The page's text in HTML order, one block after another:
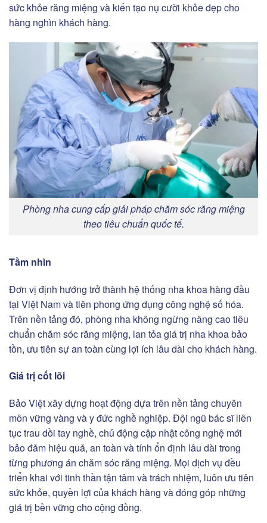
sức khỏe răng miệng và kiến tạo nụ cười khỏe đẹp cho
hàng nghìn khách hàng.
Phòng nha cung cấp giải pháp chăm sóc răng miệng
theo tiêu chuẩn quốc tế.
Tầm nhìn
Đơn vị định hướng trở thành hệ thống nha khoa hàng đầu
tại Việt Nam và tiên phong ứng dụng công nghệ số hóa.
Trên nền tảng đó, phòng nha không ngừng nâng cao tiêu
chuẩn chăm sóc răng miệng, lan tỏa giá trị nha khoa bảo
tồn, ưu tiên sự an toàn cùng lợi ích lâu dài cho khách hàng.
Giá trị cốt lõi
Bảo Việt xây dựng hoạt động dựa trên nền tảng chuyên
môn vững vàng và y đức nghề nghiệp. Đội ngũ bác sĩ liên
tục trau dồi tay nghề, chủ động cập nhật công nghệ mới
bảo đảm hiệu quả, an toàn và tính ổn định lâu dài trong
từng phương án chăm sóc răng miệng. Mọi dịch vụ đều
triển khai với tinh thần tận tâm và trách nhiệm, luôn ưu tiên
sức khỏe, quyền lợi của khách hàng và đóng góp những
giá trị bền vững cho cộng đồng.